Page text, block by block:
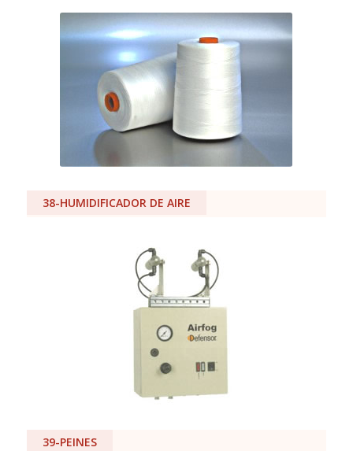
38-HUMIDIFICADOR DE AIRE
39-PEINES